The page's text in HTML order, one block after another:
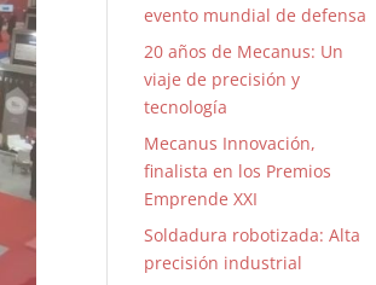
evento mundial de defensa
20 años de Mecanus: Un
viaje de precisión y
tecnología
Mecanus Innovación,
finalista en los Premios
Emprende XXI
Soldadura robotizada: Alta
precisión industrial